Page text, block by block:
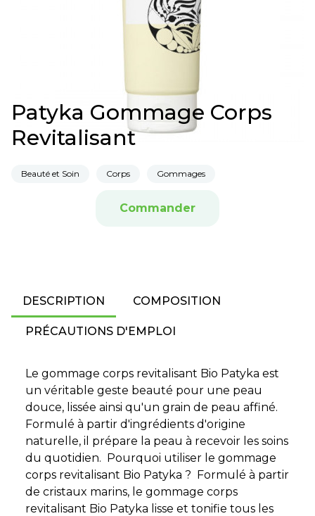
Patyka Gommage Corps
Revitalisant
Beauté et Soin Corps Gommages
Commander
DESCRIPTION COMPOSITION
PRÉCAUTIONS D'EMPLOI
Le gommage corps revitalisant Bio Patyka est
un véritable geste beauté pour une peau
douce, lissée ainsi qu'un grain de peau affiné.
Formulé à partir d'ingrédients d'origine
naturelle, il prépare la peau à recevoir les soins
du quotidien. Pourquoi utiliser le gommage
corps revitalisant Bio Patyka ? Formulé à partir
de cristaux marins, le gommage corps
revitalisant Bio Patyka lisse et tonifie tous les